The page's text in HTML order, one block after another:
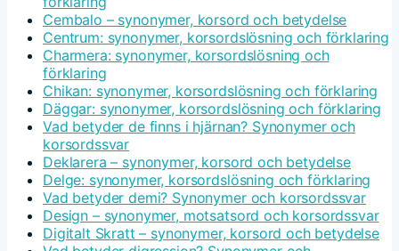
Cembalo – synonymer, korsord och betydelse
Centrum: synonymer, korsordslösning och förklaring
Charmera: synonymer, korsordslösning och
förklaring
Chikan: synonymer, korsordslösning och förklaring
Däggar: synonymer, korsordslösning och förklaring
Vad betyder de finns i hjärnan? Synonymer och
korsordssvar
Deklarera – synonymer, korsord och betydelse
Delge: synonymer, korsordslösning och förklaring
Vad betyder demi? Synonymer och korsordssvar
Design – synonymer, motsatsord och korsordssvar
Digitalt Skratt – synonymer, korsord och betydelse